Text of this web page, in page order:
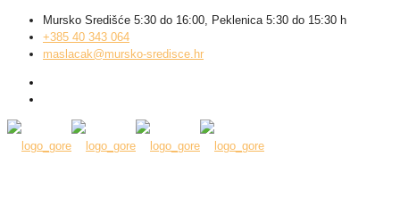
Mursko Središće 5:30 do 16:00, Peklenica 5:30 do 15:30 h
+385 40 343 064
maslacak@mursko-sredisce.hr